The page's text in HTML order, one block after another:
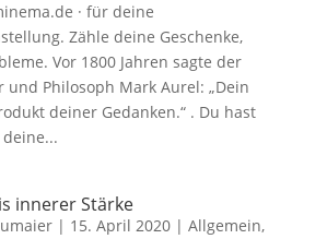
· für deine
Zähle deine Geschenke,
Vor 1800 Jahren sagte der
und Philosoph Mark Aurel: „Dein
deiner Gedanken.“ . Du hast
innerer Stärke
| 15. April 2020| Allgemein,